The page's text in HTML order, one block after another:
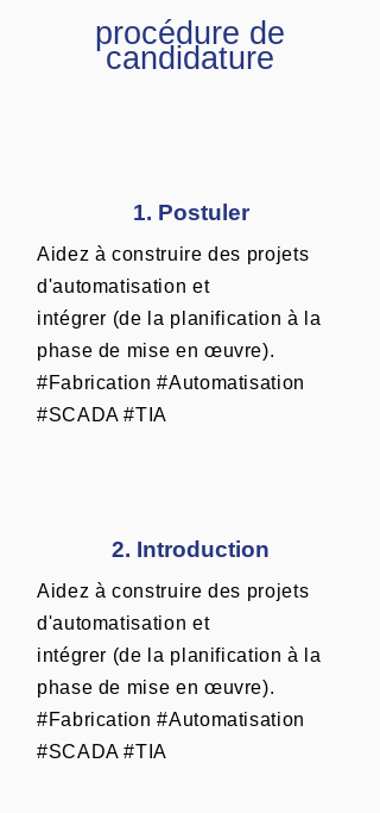
procédure de
candidature
1. Postuler
Aidez à construire des projets
d'automatisation et
intégrer (de la planification à la
phase de mise en œuvre).
#Fabrication #Automatisation
#SCADA #TIA
2. Introduction
Aidez à construire des projets
d'automatisation et
intégrer (de la planification à la
phase de mise en œuvre).
#Fabrication #Automatisation
#SCADA #TIA